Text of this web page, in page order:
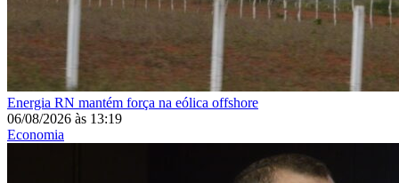
Energia RN mantém força na eólica offshore
06/08/2026 às 13:19
Economia